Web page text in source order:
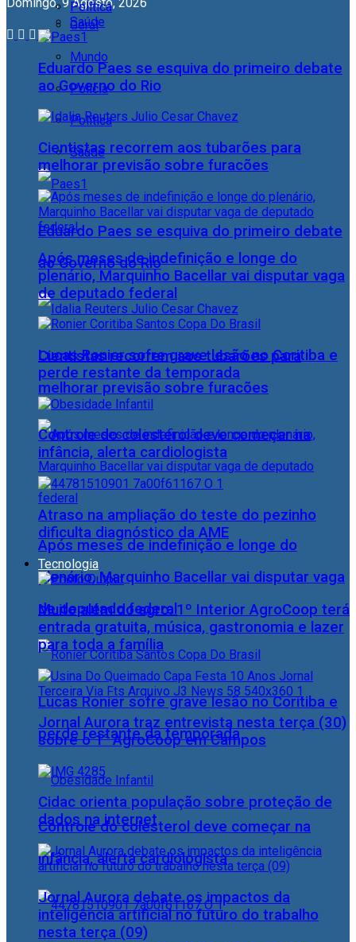
Geral
Mundo
Polícia
Política
Saúde
Eduardo Paes se esquiva do primeiro debate
ao Governo do Rio
Cientistas recorrem aos tubarões para
melhorar previsão sobre furacões
Após meses de indefinição e longe do
plenário, Marquinho Bacellar vai disputar vaga
de deputado federal
Lucas Ronier sofre grave lesão no Coritiba e
perde restante da temporada
Controle do colesterol deve começar na
infância, alerta cardiologista
Política
Saúde
Eduardo Paes se esquiva do primeiro debate
ao Governo do Rio
Cientistas recorrem aos tubarões para
melhorar previsão sobre furacões
Após meses de indefinição e longe do
plenário, Marquinho Bacellar vai disputar vaga
de deputado federal
Lucas Ronier sofre grave lesão no Coritiba e
perde restante da temporada
Controle do colesterol deve começar na
infância, alerta cardiologista
Atraso na ampliação do teste do pezinho
dificulta diagnóstico da AME
Tecnologia
Muito além do agro: 1º Interior AgroCoop terá
entrada gratuita, música, gastronomia e lazer
para toda a família
Jornal Aurora traz entrevista nesta terça (30)
sobre o 1° AgroCoop em Campos
Cidac orienta população sobre proteção de
dados na internet
Jornal Aurora debate os impactos da
inteligência artificial no futuro do trabalho
nesta terça (09)